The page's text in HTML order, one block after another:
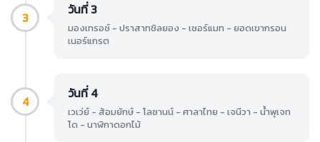
3 วันที่ 3
มองเทรอซ์ - ปราสาทชิลยอง - เซอร์แมท - ยอดเขากรอน
เนอร์แกรต
4 วันที่ 4
เวเว่ย์ - ส้อมยักษ์ - โลซานน์ - ศาลาไทย - เจนีวา - น้ำพุเจท
โด - นาฬิกาดอกไม้